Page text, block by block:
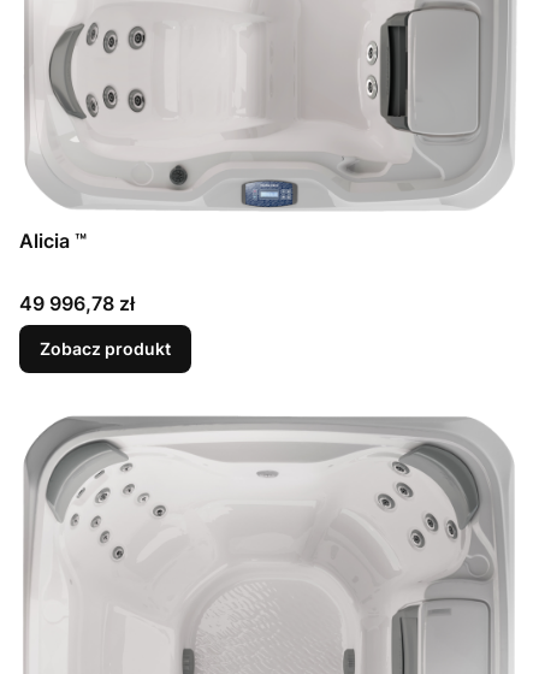
Alicia ™
Cena
49 996,78 zł
Zobacz produkt